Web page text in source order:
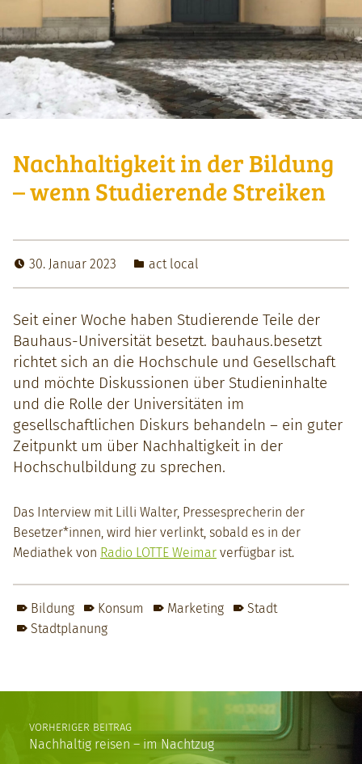
Nachhaltigkeit in der Bildung
– wenn Studierende Streiken
30. Januar 2023 act local
Seit ein­er Woche haben Studierende Teile der
Bauhaus-Uni­ver­sität beset­zt. bauhaus.besetzt
richtet sich an die Hochschule und Gesellschaft
und möchte Diskus­sio­nen über Stu­di­en­in­halte
und die Rolle der Uni­ver­sitäten im
gesellschaftlichen Diskurs behan­deln – ein guter
Zeit­punkt um über Nach­haltigkeit in der
Hochschul­bil­dung zu sprechen.
Das Inter­view mit Lil­li Wal­ter, Press­esprecherin der
Besetzer*innen, wird hier ver­linkt, sobald es in der
Mediathek von Radio LOTTE Weimar ver­füg­bar ist.
Bildung Konsum Marketing
Stadt
Stadtplanung
Post navigation
VORHERIGER BEITRAG
Nachhaltig reisen – im Nachtzug